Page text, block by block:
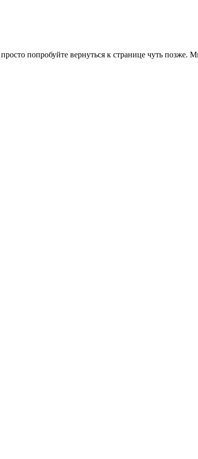
попробуйте вернуться к странице чуть